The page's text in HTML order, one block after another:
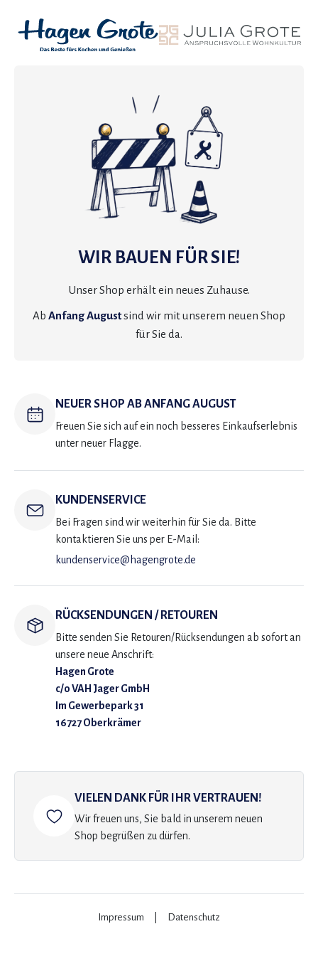
WIR BAUEN FÜR SIE!
Unser Shop erhält ein neues Zuhause.
Ab Anfang Augustsind wir mit unserem neuen Shop
für Sie da.
NEUER SHOP AB ANFANG AUGUST
Freuen Sie sich auf ein noch besseres Einkaufserlebnis
unter neuer Flagge.
KUNDENSERVICE
Bei Fragen sind wir weiterhin für Sie da. Bitte
kontaktieren Sie uns per E-Mail:
kundenservice@hagengrote.de
RÜCKSENDUNGEN / RETOUREN
Bitte senden Sie Retouren/Rücksendungen ab sofort an
unsere neue Anschrift:
Hagen Grote
c/o VAH Jager GmbH
Im Gewerbepark 31
16727 Oberkrämer
VIELEN DANK FÜR IHR VERTRAUEN!
Wir freuen uns, Sie bald in unserem neuen
Shop begrüßen zu dürfen.
Impressum Datenschutz